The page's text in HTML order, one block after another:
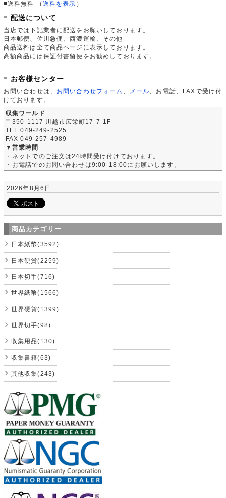
■送料無料 （ 送料を表示 ）
配送について
当店では下記業者に配送をお願いしております。
日本郵便、佐川急便、西濃運輸、その他
商品送料は全て商品ページに表示しております。
高額商品には保証付書留便をお勧めしております。
お客様センター
お問い合わせは、 お問い合わせフォーム メール 、お電話、FAXで受け付
けております。
収集ワールド
〒350-1117 川越市広栄町17-7-1F
TEL 049-249-2525
FAX 049-257-4989
▼営業時間
・ネットでのご注文は24時間受け付けております。
・お電話でのお問い合わせは9:00-18:00にお願いします。
2026年8月6日
商品カテゴリー
日本紙幣(3592)
日本硬貨(2259)
日本切手(716)
世界紙幣(1566)
世界硬貨(1399)
世界切手(98)
収集用品(130)
収集書籍(63)
其他収集(243)